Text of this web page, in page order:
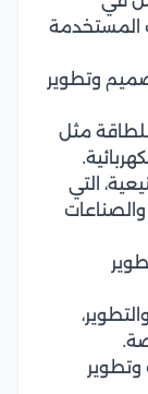
المستخدمة
وتطوير
للطاقة مثل
التي
وتطوير